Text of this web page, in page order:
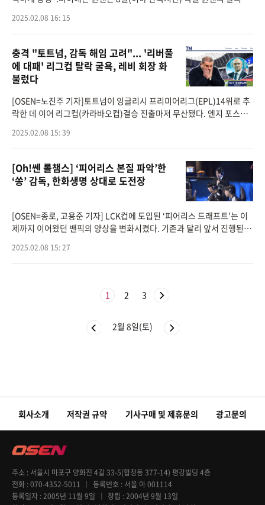
맞대결에서 3-0
2025.02.08 16: 15
충격 "토트넘, 감독 해임 고려"... '리버풀
에 대패' 리그컵 탈락 굴욕, 레비 회장 화
불렀다
[OSEN=노진주 기자]토트넘이 잉글리시 프리미어리그(EPL)14위로 추
락한 데 이어 리그컵(카라바오컵)결승 진출마저 무산됐다. 엔지 포스테
생각하지 않는다&
2025.02.08 15: 39
[Oh!쎈 롤챔스] ‘피어리스 본질 파악’한
‘쏭’ 감독, 한화생명 상대로 도전장
[OSEN=종로, 고용준 기자] LCK컵에 도입된 ‘피어리스 드래프트’는 이
제까지 이어왔던 밴픽의 양상을 변화시켰다. 기존과 달리 앞서 진행된 세
되기
2025.02.08 15: 27
1 2 3
2월 8일(토)
회사소개 저작권 규약 기사구매 및 제휴문의 광고문의
주소
서울시 마포구 양화진 4길 33-5(합정동 377-14) 평강빌딩 4층
전화 070-4352-5011 등록번호
서울 아 001114
등록일자 2005년 11월 9일 창립 2004년 9월 13일